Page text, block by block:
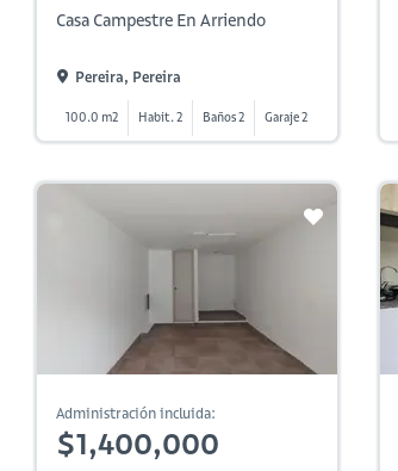
Casa Campestre En Arriendo
Pereira, Pereira
100.0 m2 Habit. 2 Baños 2 Garaje 2
Administración incluida:
$1,400,000